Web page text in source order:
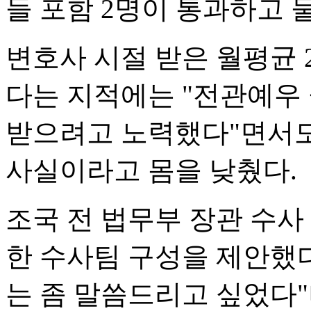
들 포함 2명이 통과하고
변호사 시절 받은 월평균
다는 지적에는 "전관예
받으려고 노력했다"면서
사실이라고 몸을 낮췄다.
조국 전 법무부 장관 수
한 수사팀 구성을 제안
는 좀 말씀드리고 싶었다